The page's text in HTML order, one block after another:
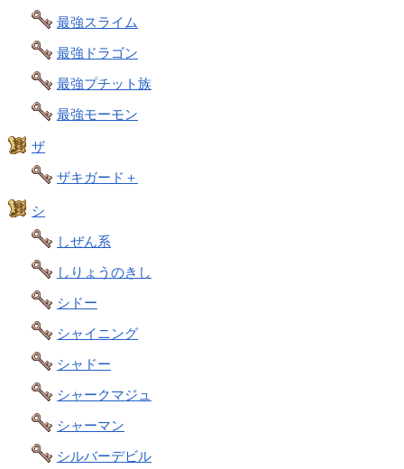
最強スライム
最強ドラゴン
最強プチット族
最強モーモン
ザ
ザキガード＋
シ
しぜん系
しりょうのきし
シドー
シャイニング
シャドー
シャークマジュ
シャーマン
シルバーデビル